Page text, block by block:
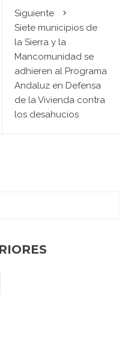
Siguiente
Siete municipios de
la Sierra y la
Mancomunidad se
adhieren al Programa
Andaluz en Defensa
de la Vivienda contra
los desahucios